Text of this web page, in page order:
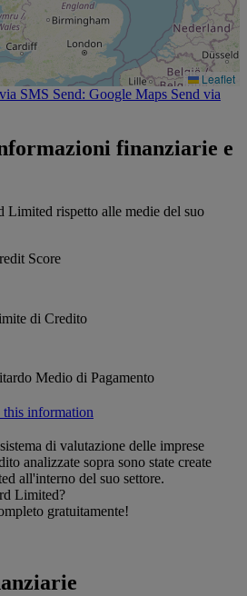
Leaflet
SMS Send: Google Maps Send via
finanziarie e
Limited rispetto alle medie del suo
Score
di Credito
Medio di Pagamento
di valutazione delle imprese
analizzate sopra sono state create
all'interno del suo settore.
Limited?
gratuitamente!